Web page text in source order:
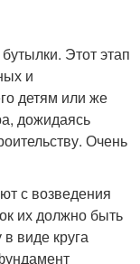
Этот этап
и
детям или же
дожидаясь
Очень
с возведения
их должно быть
виде круга